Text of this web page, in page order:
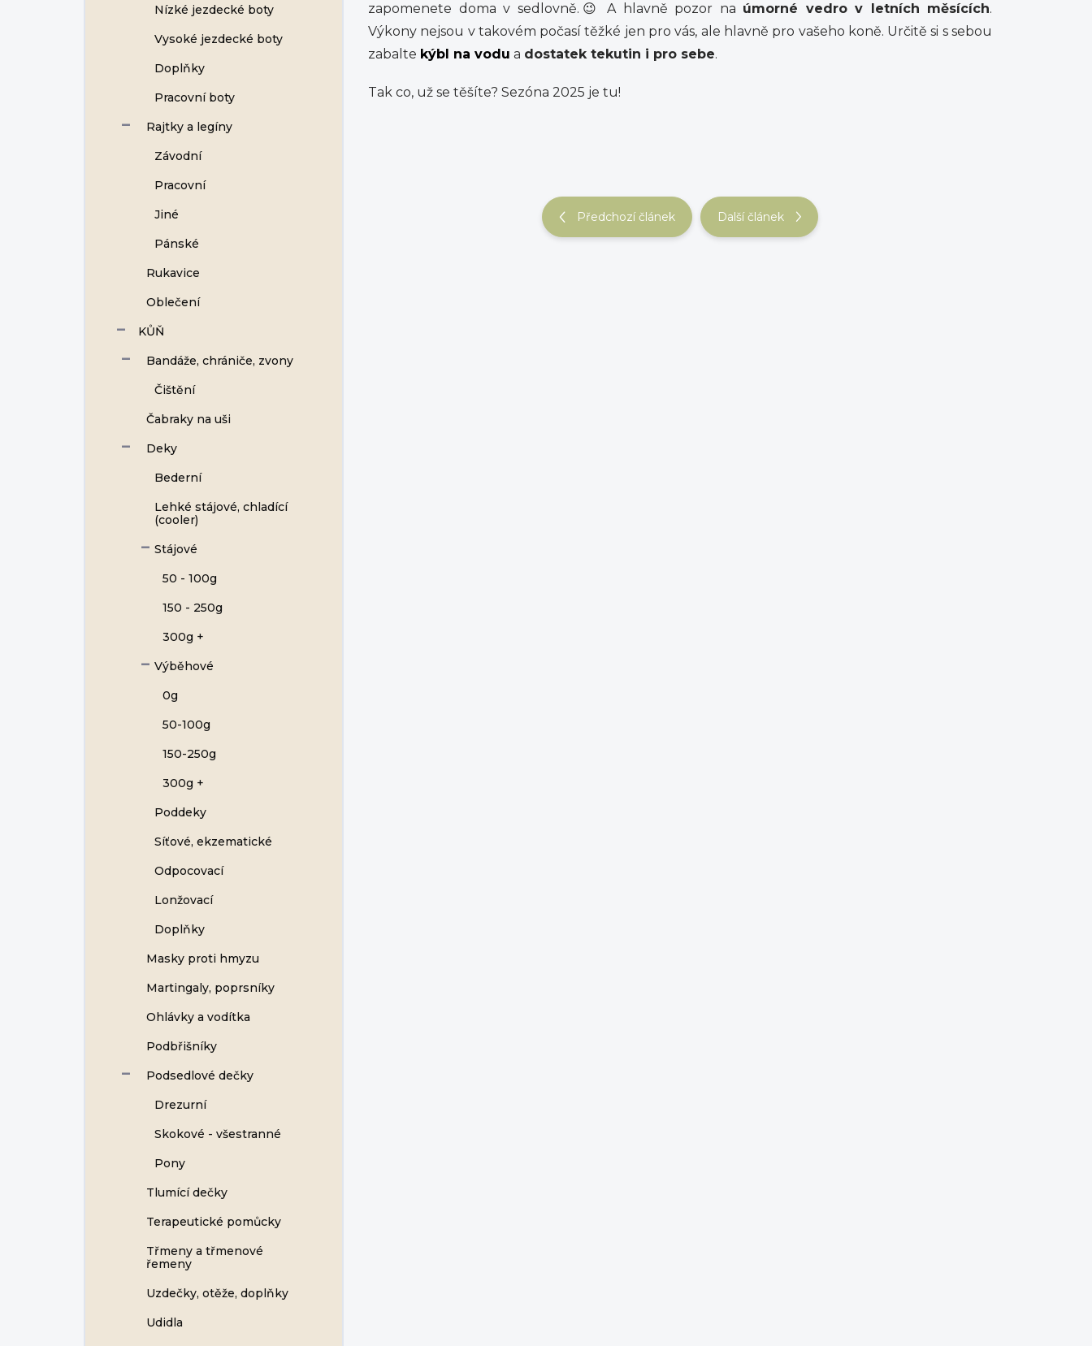
Nízké jezdecké boty
Vysoké jezdecké boty
Doplňky
Pracovní boty
Rajtky a legíny
Závodní
Pracovní
Jiné
Pánské
Rukavice
Oblečení
KŮŇ
Bandáže, chrániče, zvony
Čištění
Čabraky na uši
Deky
Bederní
Lehké stájové, chladící
(cooler)
Stájové
50 - 100g
150 - 250g
300g +
Výběhové
0g
50-100g
150-250g
300g +
Poddeky
Síťové, ekzematické
Odpocovací
Lonžovací
Doplňky
Masky proti hmyzu
Martingaly, poprsníky
Ohlávky a vodítka
Podbřišníky
Podsedlové dečky
Drezurní
Skokové - všestranné
Pony
Tlumící dečky
Terapeutické pomůcky
Třmeny a třmenové
řemeny
Uzdečky, otěže, doplňky
Udidla
zapomenete doma v sedlovně.😉 A hlavně pozor na úmorné vedro v letních měsících.
Výkony nejsou v takovém počasí těžké jen pro vás, ale hlavně pro vašeho koně. Určitě si s sebou
zabalte kýbl na vodu a dostatek tekutin i pro sebe.
Tak co, už se těšíte? Sezóna 2025 je tu!
Předchozí článek Další článek